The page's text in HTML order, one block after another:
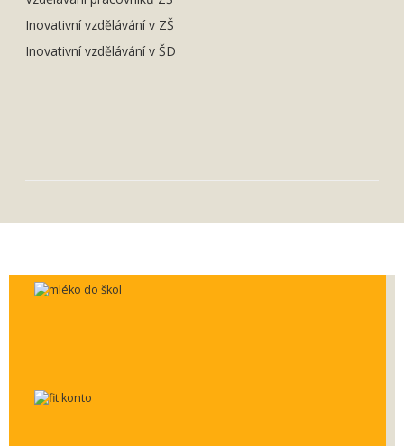
Inovativní vzdělávání v ZŠ
Inovativní vzdělávání v ŠD